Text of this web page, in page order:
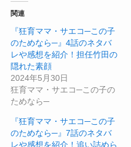
関連
『狂育ママ・サエコ─この子
のためなら─』4話のネタバ
レや感想を紹介！担任竹田の
隠れた素顔
2024年5月30日
狂育ママ・サエコ─この子の
ためなら─
『狂育ママ・サエコ─この子
のためなら─』7話のネタバ
レや感想を紹介！追い詰めら